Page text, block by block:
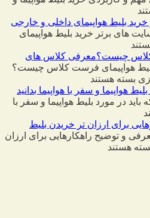
بلیط هواپیمای داخلی و خارجی
های برتر خرید بلیط هواپیمای
کلاس چیست؟معرفی کلاس های
هواپیمای فرست کلاس چیست؟
بسته هستند
هواپیما و سفر با هواپیما بدانید
باید در مورد بلیط هواپیما و سفر با
برای ارزان تر خریدن بلیط
و توضیح راهکارهایی برای ارزان
هستند